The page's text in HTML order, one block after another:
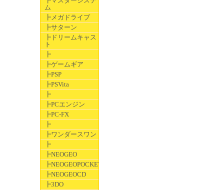
ム
┣メガドライブ
┣サターン
┣ドリームキャス
ト
┣
┣ゲームギア
┣PSP
┣PSVita
┣
┣PCエンジン
┣PC-FX
┣
┣ワンダースワン
┣
┣NEOGEO
┣NEOGEOPOCKET
┣NEOGEOCD
┣3DO